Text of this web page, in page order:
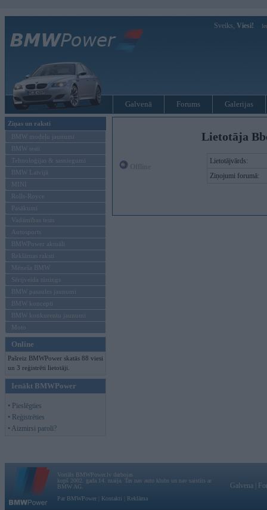
Sveiks, Viesi!
Galvenā Forums Galerijas
Ziņas un raksti
BMW modeļu jaunumi
BMW testi
Tehnoloģijas & sasniegumi
BMW Latvijā
MINI
Rolls-Royce
Pasākumi
Vadāmības tests
Autosports
BMWPower aktuāli
Reklāmas raksti
Mēneša BMW
Sērijveida tūnings
BMW pasaules jaunumi
BMW koncepti
BMW konkurentu jaunumi
Moto
Online
Pašreiz BMWPower skatās 88 viesi
un 3 reģistrēti lietotāji.
Ienākt BMWPower
• Pieslēgties
• Reģistrēties
• Aizmirsi paroli?
Lietotāja
Lietotājvārds:
Ziņojumi forumā:
Vortāls BMWPower.lv darbojas
kopš 2002. gada 14. maija. Tas nav auto klubs un nav saistīts ar
BMW AG.
Par BMWPower
Kontakti Reklāma
Galvena